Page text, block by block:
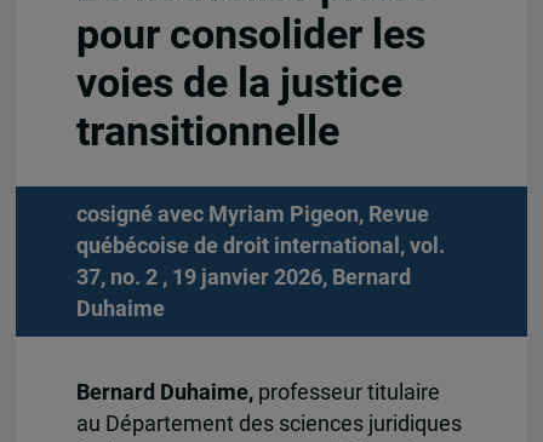
pour consolider les
voies de la justice
transitionnelle
cosigné avec Myriam Pigeon, Revue
québécoise de droit international, vol.
37, no. 2 , 19 janvier 2026, Bernard
Duhaime
Bernard Duhaime, professeur titulaire
au Département des sciences juridiques